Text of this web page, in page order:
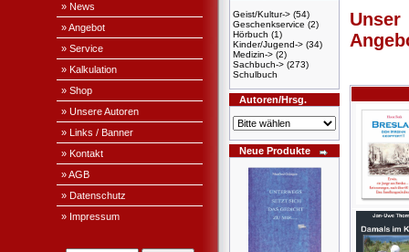
» News
» Angebot
» Service
» Kalkulation
» Shop
» Unsere Autoren
» Links / Banner
» Kontakt
» AGB
» Datenschutz
» Impressum
Geist/Kultur-> (54)
Geschenkservice (2)
Hörbuch (1)
Kinder/Jugend-> (34)
Medizin-> (2)
Sachbuch-> (273)
Schulbuch
Autoren/Hrsg.
Neue Produkte
Unser